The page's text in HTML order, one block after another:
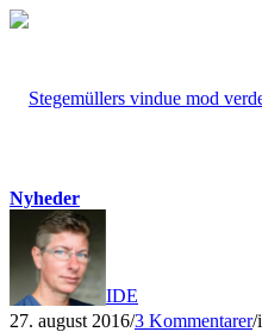
FORSIDE
Nyheder
27. august 2016/3 Kommentarer/i